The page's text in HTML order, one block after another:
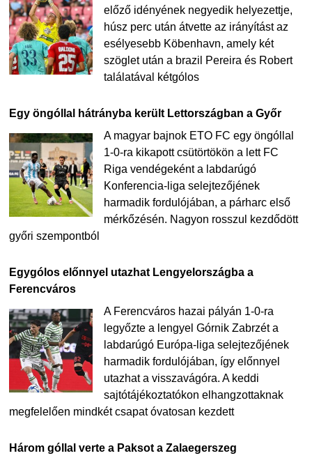
előző idényének negyedik helyezettje,
húsz perc után átvette az irányítást az
esélyesebb Köbenhavn, amely két
szöglet után a brazil Pereira és Robert
találatával kétgólos
Egy öngóllal hátrányba került Lettországban a Győr
A magyar bajnok ETO FC egy öngóllal
1-0-ra kikapott csütörtökön a lett FC
Riga vendégeként a labdarúgó
Konferencia-liga selejtezőjének
harmadik fordulójában, a párharc első
mérkőzésén. Nagyon rosszul kezdődött
győri szempontból
Egygólos előnnyel utazhat Lengyelországba a
Ferencváros
A Ferencváros hazai pályán 1-0-ra
legyőzte a lengyel Górnik Zabrzét a
labdarúgó Európa-liga selejtezőjének
harmadik fordulójában, így előnnyel
utazhat a visszavágóra. A keddi
sajtótájékoztatókon elhangzottaknak
megfelelően mindkét csapat óvatosan kezdett
Három góllal verte a Paksot a Zalaegerszeg